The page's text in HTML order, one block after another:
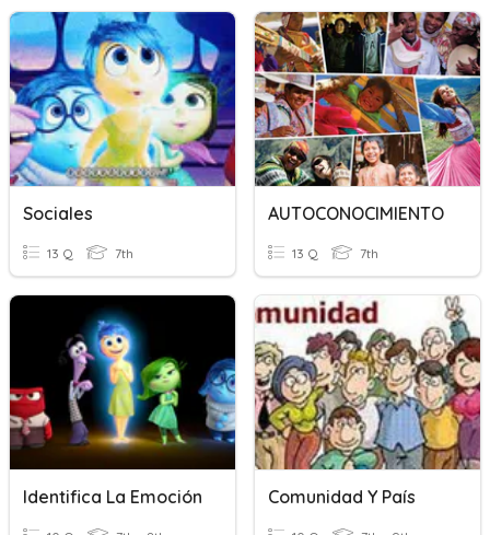
Sociales
13 Q 7th
AUTOCONOCIMIENTO
13 Q 7th
Identifica La Emoción Comunidad Y País